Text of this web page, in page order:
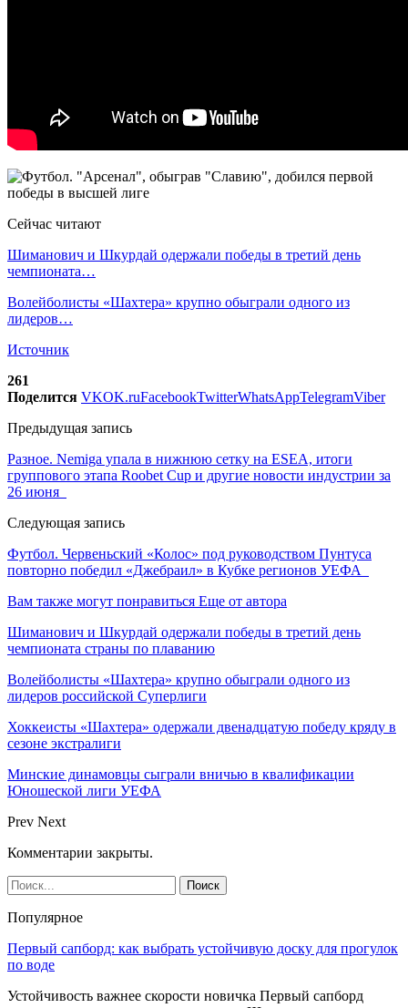
Сейчас читают
Шиманович и Шкурдай одержали победы в третий день
чемпионата…
Волейболисты «Шахтера» крупно обыграли одного из
лидеров…
Источник
261
Поделится VKOK.ruFacebookTwitterWhatsAppTelegramViber
Предыдущая запись
Разное. Nemiga упала в нижнюю сетку на ESEA, итоги
группового этапа Roobet Cup и другие новости индустрии за
26 июня
Следующая запись
Футбол. Червеньский «Колос» под руководством Пунтуса
повторно победил «Джебраил» в Кубке регионов УЕФА
Вам также могут понравиться Еще от автора
Шиманович и Шкурдай одержали победы в третий день
чемпионата страны по плаванию
Волейболисты «Шахтера» крупно обыграли одного из
лидеров российской Суперлиги
Хоккеисты «Шахтера» одержали двенадцатую победу кряду в
сезоне экстралиги
Минские динамовцы сыграли вничью в квалификации
Юношеской лиги УЕФА
Prev Next
Комментарии закрыты.
Популярное
Первый сапборд: как выбрать устойчивую доску для прогулок
по воде
Устойчивость важнее скорости новичка Первый сапборд